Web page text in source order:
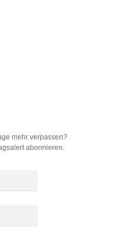
mehr verpassen?
abonnieren.